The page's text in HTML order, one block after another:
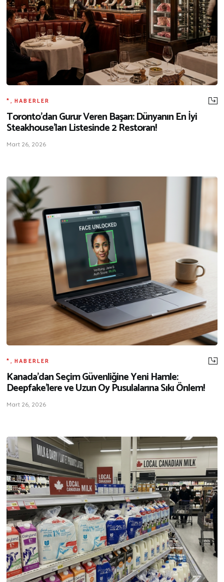
*,HABERLER
Toronto’dan Gurur Veren Başarı: Dünyanın En İyi
Steakhouse’ları Listesinde 2 Restoran!
Mart 26, 2026
*,HABERLER
Kanada’dan Seçim Güvenliğine Yeni Hamle:
Deepfake’lere ve Uzun Oy Pusulalarına Sıkı Önlem!
Mart 26, 2026